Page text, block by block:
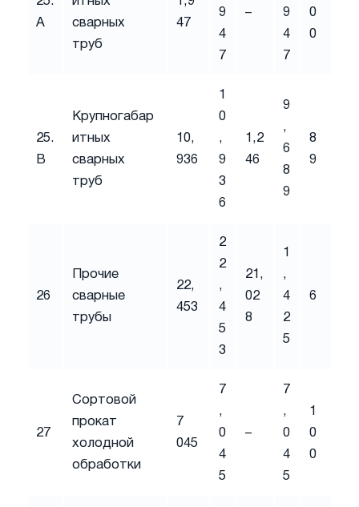
A
сварных
труб
47
9
4
7
–
9
4
7
0
0
25.
B
Крупногабар
итных
сварных
труб
10,
936
1
0
,
9
3
6
1,2
46
9
,
6
8
9
8
9
26
Прочие
сварные
трубы
22,
453
2
2
,
4
5
3
21,
02
8
1
,
4
2
5
6
27
Сортовой
прокат
холодной
обработки
7
045
7
,
0
4
5
–
7
,
0
4
5
1
0
0